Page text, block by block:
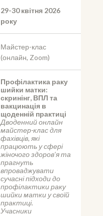
29-30 квітня 2026
року
Майстер-клас
(онлайн, Zoom)
Профілактика раку
шийки матки:
скринінг, ВПЛ та
вакцинація в
щоденній практиці
Дводенний онлайн
майстер-клас для
фахівців, які
працюють у сфері
жіночого здоров’я та
прагнуть
впроваджувати
сучасні підходи до
профілактики раку
шийки матки у своїй
практиці.
Учасники